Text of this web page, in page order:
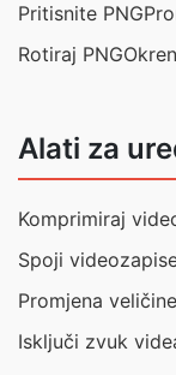
Pritisnite PNG
Rotiraj PNG
Alati za
Komprimiraj
Spoji
Promjena
Isključi zvuk